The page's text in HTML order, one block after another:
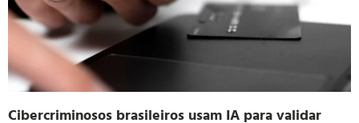
Cibercriminosos brasileiros usam IA para validar